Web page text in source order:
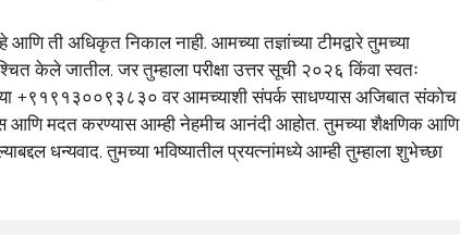
ती अधिकृत निकाल नाही. आमच्या तज्ञांच्या टीमद्वारे तुमच्या
केले जातील. जर तुम्हाला परीक्षा उत्तर सूची २०२६ किंवा स्वतः
+९१९१३००९३८३० वर आमच्याशी संपर्क साधण्यास अजिबात संकोच
आणि मदत करण्यास आम्ही नेहमीच आनंदी आहोत. तुमच्या शैक्षणिक आणि
धन्यवाद. तुमच्या भविष्यातील प्रयत्नांमध्ये आम्ही तुम्हाला शुभेच्छा